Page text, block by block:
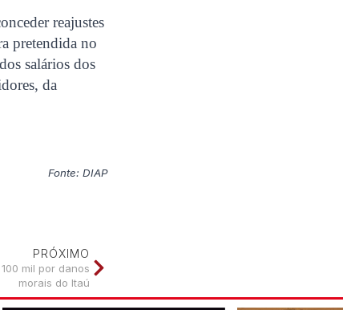
reajustes
pretendida no
salários dos
da
Fonte: DIAP
PRÓXIMO
mil por danos
morais do Itaú